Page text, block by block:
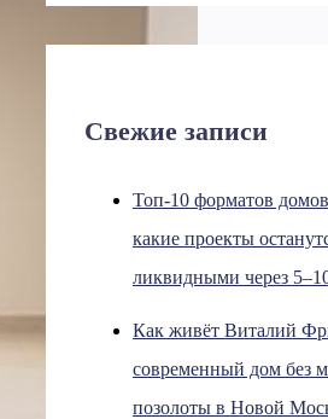
Свежие записи
Топ-10 форматов
какие проекты
ликвидными через
Как живёт Виталий
современный дом без
позолоты в Новой